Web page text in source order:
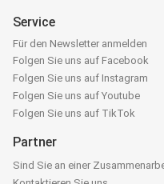
Service
Für den Newsletter anmelden
Folgen Sie uns auf Facebook
Folgen Sie uns auf Instagram
Folgen Sie uns auf Youtube
Folgen Sie uns auf TikTok
Partner
Sind Sie an einer